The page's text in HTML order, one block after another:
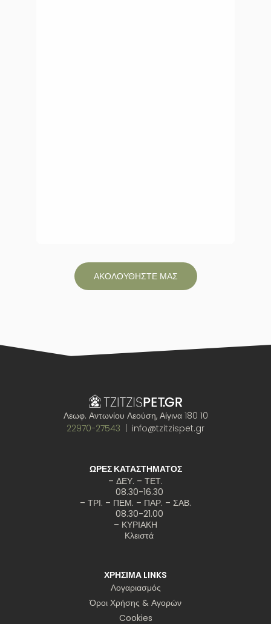
ΑΚΟΛΟΥΘΗΣΤΕ ΜΑΣ
Λεωφ. Αντωνίου Λεούση, Αίγινα 180 10
22970-27543 | info@tzitzispet.gr
ΩΡΕΣ ΚΑΤΑΣΤΗΜΑΤΟΣ
– ΔΕΥ. – ΤΕΤ.
08.30-16.30
– ΤΡΙ. – ΠΕΜ. – ΠΑΡ. – ΣΑΒ.
08.30-21.00
– ΚΥΡΙΑΚΗ
Κλειστά
ΧΡΗΣΙΜΑ LINKS
Λογαριασμός
Όροι Χρήσης & Αγορών
Cookies